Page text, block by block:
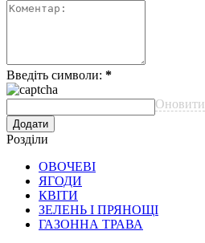
Введіть символи: *
Оновити
Розділи
ОВОЧЕВІ
ЯГОДИ
КВІТИ
ЗЕЛЕНЬ І ПРЯНОЩІ
ГАЗОННА ТРАВА